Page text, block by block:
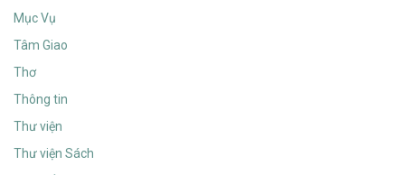
Mục Vụ
Tâm Giao
Thơ
Thông tin
Thư viện
Thư viện Sách